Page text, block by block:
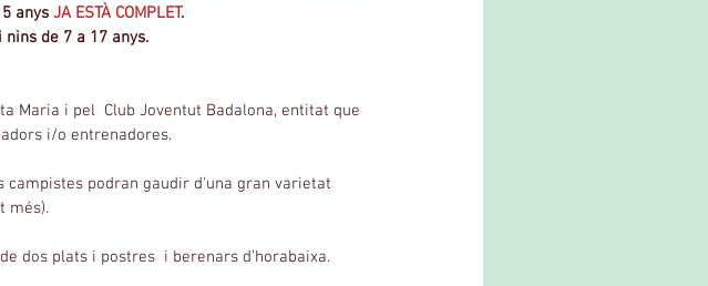
anys JA ESTÀ COMPLET.
nins de 7 a 17 anys.
Maria i pel  Club Joventut Badalona, entitat que
i/o entrenadores.
campistes podran gaudir d'una gran varietat
més).
dos plats i postres  i berenars d’horabaixa.